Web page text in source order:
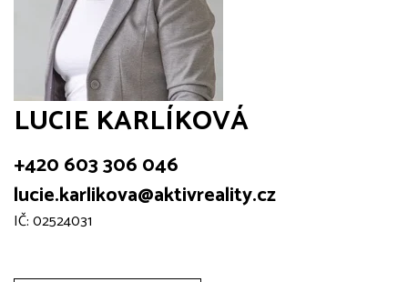
LUCIE KARLÍKOVÁ
+420 603 306 046
lucie.karlikova@aktivreality.cz
IČ: 02524031